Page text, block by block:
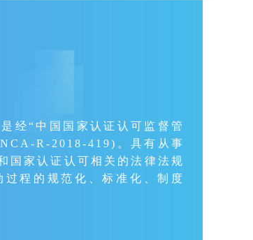
经“中国国家认证认可监督管
R-2018-419)。具有从事
国家认证认可相关的法律法规
程的规范化、标准化、制度